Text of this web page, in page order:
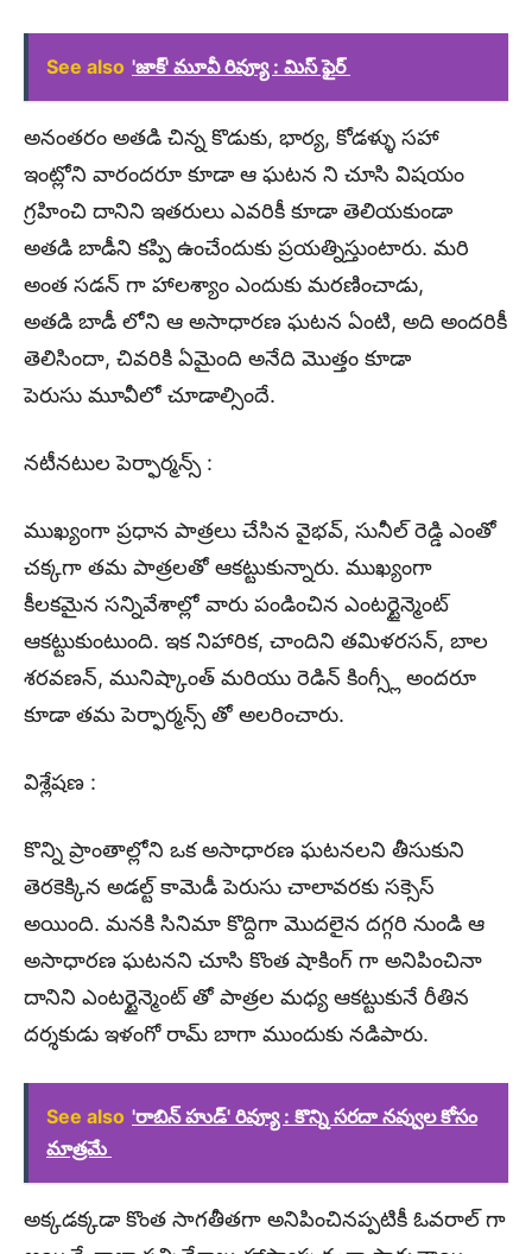
See also 'జాక్' మూవీ రివ్యూ : మిస్ ఫైర్
అనంతరం అతడి చిన్న కొడుకు, భార్య, కోడళ్ళు సహా
ఇంట్లోని వారందరూ కూడా ఆ ఘటన ని చూసి విషయం
గ్రహించి దానిని ఇతరులు ఎవరికీ కూడా తెలియకుండా
అతడి బాడీని కప్పి ఉంచేందుకు ప్రయత్నిస్తుంటారు. మరి
అంత సడన్ గా హాలశ్యాం ఎందుకు మరణించాడు,
అతడి బాడీ లోని ఆ అసాధారణ ఘటన ఏంటి, అది అందరికీ
తెలిసిందా, చివరికి ఏమైంది అనేది మొత్తం కూడా
పెరుసు మూవీలో చూడాల్సిందే.
నటీనటుల పెర్ఫార్మన్స్ :
ముఖ్యంగా ప్రధాన పాత్రలు చేసిన వైభవ్, సునీల్ రెడ్డి ఎంతో
చక్కగా తమ పాత్రలతో ఆకట్టుకున్నారు. ముఖ్యంగా
కీలకమైన సన్నివేశాల్లో వారు పండించిన ఎంటర్టైన్మెంట్
ఆకట్టుకుంటుంది. ఇక నిహారిక, చాందిని తమిళరసన్, బాల
శరవణన్, మునిష్కాంత్ మరియు రెడిన్ కింగ్స్లీ అందరూ
కూడా తమ పెర్ఫార్మన్స్ తో అలరించారు.
విశ్లేషణ :
కొన్ని ప్రాంతాల్లోని ఒక అసాధారణ ఘటనలని తీసుకుని
తెరకెక్కిన అడల్ట్ కామెడీ పెరుసు చాలావరకు సక్సెస్
అయింది. మనకి సినిమా కొద్దిగా మొదలైన దగ్గరి నుండి ఆ
అసాధారణ ఘటనని చూసి కొంత షాకింగ్ గా అనిపించినా
దానిని ఎంటర్టైన్మెంట్ తో పాత్రల మధ్య ఆకట్టుకునే రీతిన
దర్శకుడు ఇళంగో రామ్ బాగా ముందుకు నడిపారు.
See also 'రాబిన్ హుడ్' రివ్యూ : కొన్ని సరదా నవ్వుల కోసం
మాత్రమే
అక్కడక్కడా కొంత సాగతీతగా అనిపించినప్పటికీ ఓవరాల్ గా